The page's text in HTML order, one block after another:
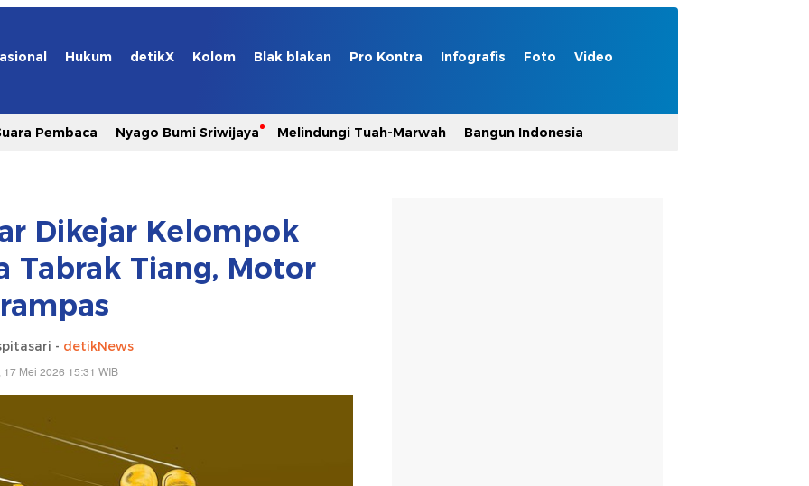
Hukum detikX Kolom Blak blakan Pro Kontra Infografis Foto Video
Pembaca Nyago Bumi Sriwijaya Melindungi Tuah-Marwah Bangun Indonesia
Dikejar Kelompok
Tabrak Tiang, Motor
- detikNews
17 Mei 2026 15:31 WIB